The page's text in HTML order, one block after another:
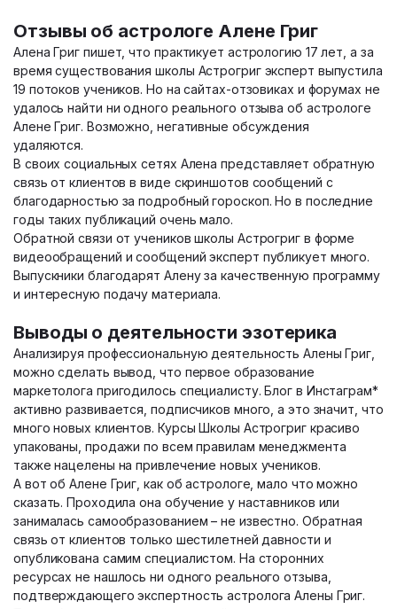
Отзывы об астрологе Алене Григ
Алена Григ пишет, что практикует астрологию 17 лет, а за
время существования школы Астрогриг эксперт выпустила
19 потоков учеников. Но на сайтах-отзовиках и форумах не
удалось найти ни одного реального отзыва об астрологе
Алене Григ. Возможно, негативные обсуждения
удаляются.
В своих социальных сетях Алена представляет обратную
связь от клиентов в виде скриншотов сообщений с
благодарностью за подробный гороскоп. Но в последние
годы таких публикаций очень мало.
Обратной связи от учеников школы Астрогриг в форме
видеообращений и сообщений эксперт публикует много.
Выпускники благодарят Алену за качественную программу
и интересную подачу материала.
Выводы о деятельности эзотерика
Анализируя профессиональную деятельность Алены Григ,
можно сделать вывод, что первое образование
маркетолога пригодилось специалисту. Блог в Инстаграм*
активно развивается, подписчиков много, а это значит, что
много новых клиентов. Курсы Школы Астрогриг красиво
упакованы, продажи по всем правилам менеджмента
также нацелены на привлечение новых учеников.
А вот об Алене Григ, как об астрологе, мало что можно
сказать. Проходила она обучение у наставников или
занималась самообразованием – не известно. Обратная
связь от клиентов только шестилетней давности и
опубликована самим специалистом. На сторонних
ресурсах не нашлось ни одного реального отзыва,
подтверждающего экспертность астролога Алены Григ.